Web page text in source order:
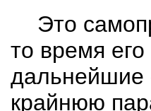
Это
то время
дальнейшие
крайнюю